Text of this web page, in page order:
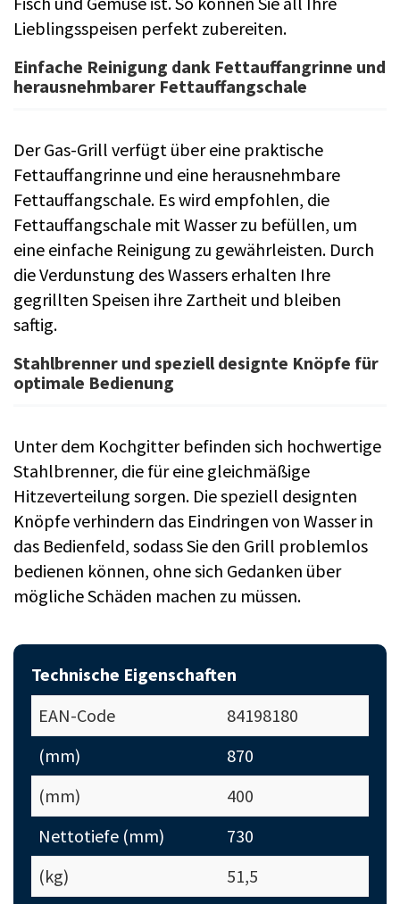
Lieblingsspeisen perfekt zubereiten.
Einfache Reinigung dank Fettauffangrinne und
herausnehmbarer Fettauffangschale
Der Gas-Grill verfügt über eine praktische
Fettauffangrinne und eine herausnehmbare
Fettauffangschale. Es wird empfohlen, die
Fettauffangschale mit Wasser zu befüllen, um
eine einfache Reinigung zu gewährleisten. Durch
die Verdunstung des Wassers erhalten Ihre
gegrillten Speisen ihre Zartheit und bleiben
saftig.
Stahlbrenner und speziell designte Knöpfe für
optimale Bedienung
Unter dem Kochgitter befinden sich hochwertige
Stahlbrenner, die für eine gleichmäßige
Hitzeverteilung sorgen. Die speziell designten
Knöpfe verhindern das Eindringen von Wasser in
das Bedienfeld, sodass Sie den Grill problemlos
bedienen können, ohne sich Gedanken über
mögliche Schäden machen zu müssen.
Technische Eigenschaften
EAN-Code
84198180
(mm)
870
(mm)
400
Nettotiefe (mm)
730
(kg)
51,5